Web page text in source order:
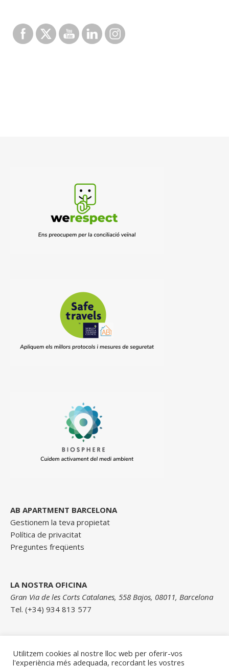
AB APARTMENT BARCELONA
Gestionem la teva propietat
Política de privacitat
Preguntes freqüents
LA NOSTRA OFICINA
Gran Via de les Corts Catalanes, 558 Bajos, 08011, Barcelona
Tel. (+34) 934 813 577
Contacta amb nosaltres
Utilitzem cookies al nostre lloc web per oferir-vos
l'experiència més adequada, recordant les vostres